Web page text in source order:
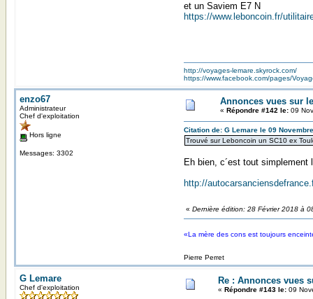
et un Saviem E7 N
https://www.leboncoin.fr/
http://voyages-lemare.skyrock.com/
https://www.facebook.com/pages/
enzo67
Administrateur
Chef d'exploitation
Hors ligne
Messages: 3302
Annonces vues sur
« Répondre #142 le: 09
Citation de: G Lemare le 09
Trouvé sur Leboncoin un SC10 ex
Eh bien, c´est tout
http://
« Dernière édition: 28 Février 2018 à
«La mère des cons est toujours
Pierre Perret
G Lemare
Chef d'exploitation
Re : Annonces vues
« Répondre #143 le: 09